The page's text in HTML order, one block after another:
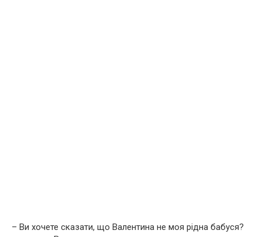
– Ви хочете сказати, що Валентина не моя рідна бабуся?